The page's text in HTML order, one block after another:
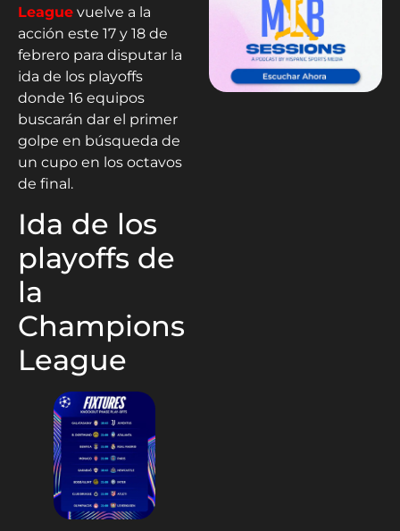
League vuelve a la
acción este 17 y 18 de
febrero para disputar la
ida de los playoffs
donde 16 equipos
buscarán dar el primer
golpe en búsqueda de
un cupo en los octavos
de final.
Ida de los
playoffs de
la
Champions
League